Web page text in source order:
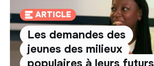
ARTICLE
Les demandes des
jeunes des milieux